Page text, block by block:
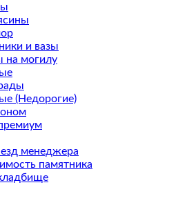
и вазы
на могилу
(Недорогие)
менеджера
памятника